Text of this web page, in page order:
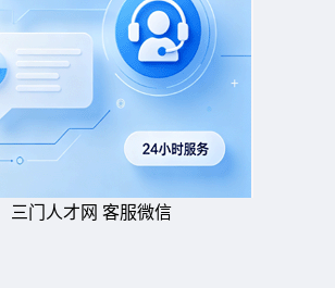
三门人才网 客服微信